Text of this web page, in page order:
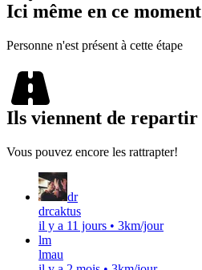
Ici même en ce moment
Personne n'est présent à cette étape
Ils viennent de repartir
Vous pouvez encore les rattrapter!
dr
drcaktus
il y a 11 jours • 3km/jour
lm
lmau